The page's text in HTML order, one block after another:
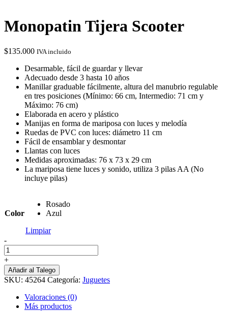
Monopatin Tijera Scooter
$135.000 IVA incluido
Desarmable, fácil de guardar y llevar
Adecuado desde 3 hasta 10 años
Manillar graduable fácilmente, altura del manubrio regulable
en tres posiciones (Mínimo: 66 cm, Intermedio: 71 cm y
Máximo: 76 cm)
Elaborada en acero y plástico
Manijas en forma de mariposa con luces y melodía
Ruedas de PVC con luces: diámetro 11 cm
Fácil de ensamblar y desmontar
Llantas con luces
Medidas aproximadas: 76 x 73 x 29 cm
La mariposa tiene luces y sonido, utiliza 3 pilas AA (No
incluye pilas)
Color
Rosado
Azul
Limpiar
-
Monopatin
Tijera
Scooter
cantidad
+
Añadir al Talego
SKU: 45264 Categoría: Juguetes
Valoraciones (0)
Más productos